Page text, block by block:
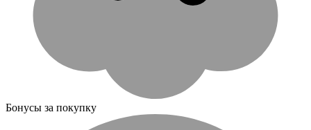
Бонусы за покупку